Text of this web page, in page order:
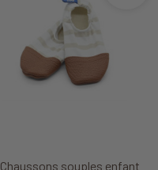
Chaussons souples enfant